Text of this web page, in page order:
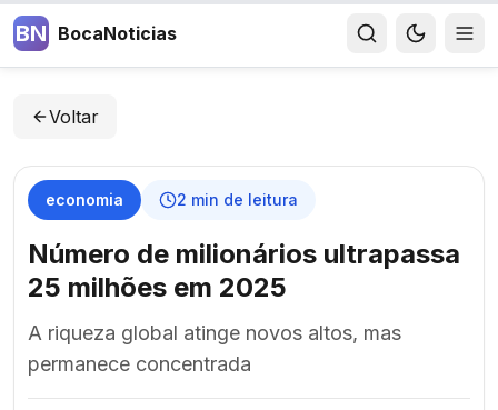
BN BocaNoticias
Voltar
economia 2 min de leitura
Número de milionários ultrapassa
25 milhões em 2025
A riqueza global atinge novos altos, mas
permanece concentrada